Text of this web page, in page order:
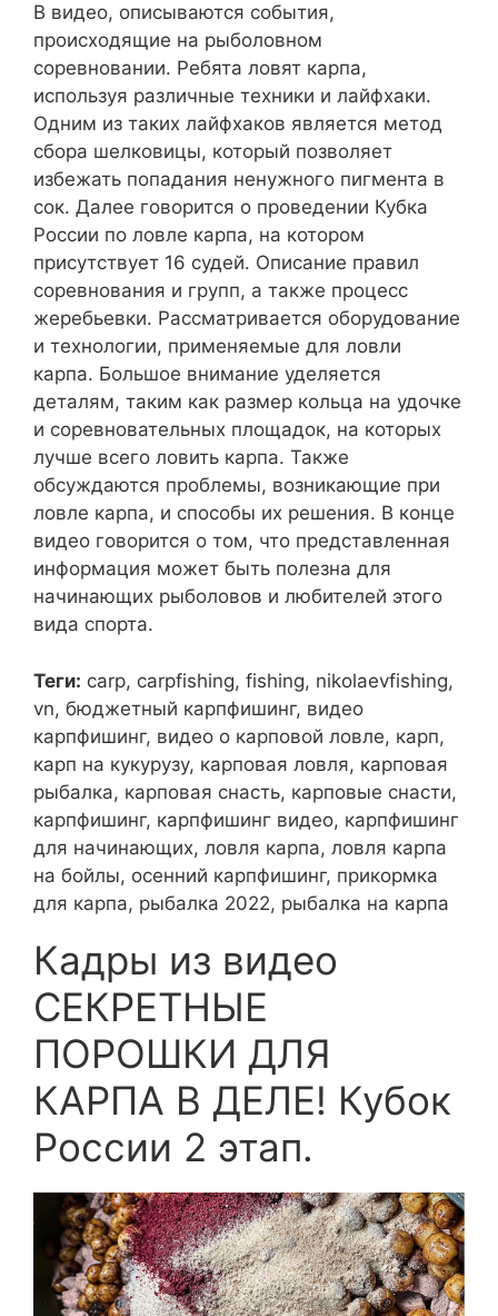
В видео, описываются события,
происходящие на рыболовном
соревновании. Ребята ловят карпа,
используя различные техники и лайфхаки.
Одним из таких лайфхаков является метод
сбора шелковицы, который позволяет
избежать попадания ненужного пигмента в
сок. Далее говорится о проведении Кубка
России по ловле карпа, на котором
присутствует 16 судей. Описание правил
соревнования и групп, а также процесс
жеребьевки. Рассматривается оборудование
и технологии, применяемые для ловли
карпа. Большое внимание уделяется
деталям, таким как размер кольца на удочке
и соревновательных площадок, на которых
лучше всего ловить карпа. Также
обсуждаются проблемы, возникающие при
ловле карпа, и способы их решения. В конце
видео говорится о том, что представленная
информация может быть полезна для
начинающих рыболовов и любителей этого
вида спорта.
Теги: carp, carpfishing, fishing, nikolaevfishing,
vn, бюджетный карпфишинг, видео
карпфишинг, видео о карповой ловле, карп,
карп на кукурузу, карповая ловля, карповая
рыбалка, карповая снасть, карповые снасти,
карпфишинг, карпфишинг видео, карпфишинг
для начинающих, ловля карпа, ловля карпа
на бойлы, осенний карпфишинг, прикормка
для карпа, рыбалка 2022, рыбалка на карпа
Кадры из видео
СЕКРЕТНЫЕ
ПОРОШКИ ДЛЯ
КАРПА В ДЕЛЕ! Кубок
России 2 этап.